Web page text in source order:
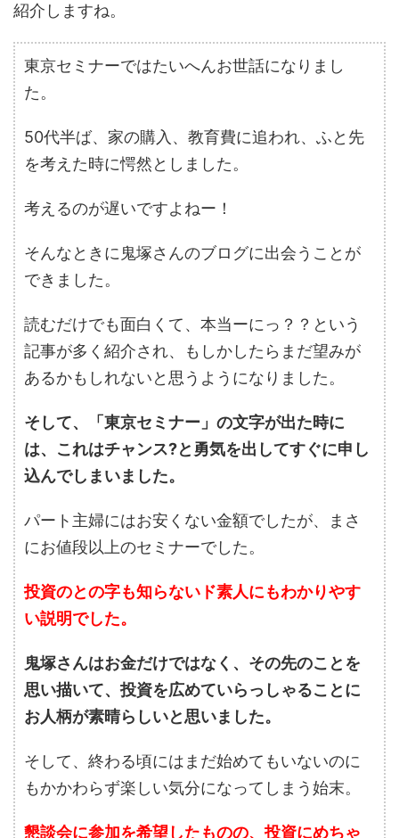
紹介しますね。
東京セミナーではたいへんお世話になりまし
た。
50代半ば、家の購入、教育費に追われ、ふと先
を考えた時に愕然としました。
考えるのが遅いですよねー！
そんなときに鬼塚さんのブログに出会うことが
できました。
読むだけでも面白くて、本当ーにっ？？という
記事が多く紹介され、もしかしたらまだ望みが
あるかもしれないと思うようになりました。
そして、「東京セミナー」の文字が出た時に
は、これはチャンス?と勇気を出してすぐに申し
込んでしまいました。
パート主婦にはお安くない金額でしたが、まさ
にお値段以上のセミナーでした。
投資のとの字も知らないド素人にもわかりやす
い説明でした。
鬼塚さんはお金だけではなく、その先のことを
思い描いて、投資を広めていらっしゃることに
お人柄が素晴らしいと思いました。
そして、終わる頃にはまだ始めてもいないのに
もかかわらず楽しい気分になってしまう始末。
懇談会に参加を希望したものの、投資にめちゃ